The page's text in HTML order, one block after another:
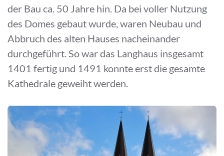
der Bau ca. 50 Jahre hin. Da bei voller Nutzung
des Domes gebaut wurde, waren Neubau und
Abbruch des alten Hauses nacheinander
durchgeführt. So war das Langhaus insgesamt
1401 fertig und 1491 konnte erst die gesamte
Kathedrale geweiht werden.